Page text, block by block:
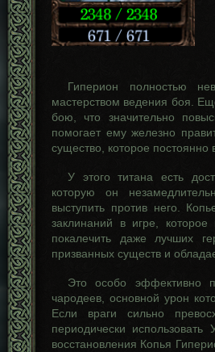
Гиперион полностью
мастерством ведения боя.
бою, что значительно
помогает ему железно
существо, которое
У этого титана есть
которую он
выступить против него.
заклинаний в игре,
покалечить даже лучших
призванных существ и
Это особо эффективно
чародеев, основной урон
Если враги сильно
периодически
восстановления Копья